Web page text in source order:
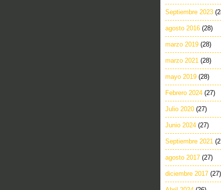
Septiembre 2023
agosto 2016 (28)
marzo 2019 (28)
marzo 2021 (28)
mayo 2019 (28)
Febrero 2024 (27)
Julio 2020 (27)
Junio 2024 (27)
Septiembre 2021
agosto 2017 (27)
diciembre 2017 (27)